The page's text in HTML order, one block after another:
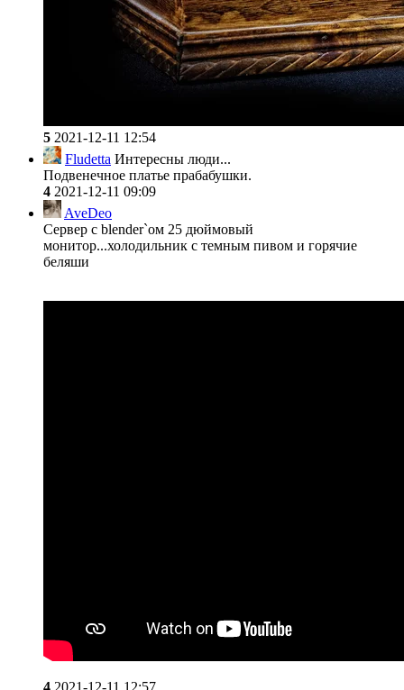
5 2021-12-11 12:54
Fludetta Интересны люди...
Подвенечное платье прабабушки.
4 2021-12-11 09:09
AveDeo
Сервер с blender`ом 25 дюймовый
монитор...холодильник с темным пивом и горячие
беляши
4 2021-12-11 12:57